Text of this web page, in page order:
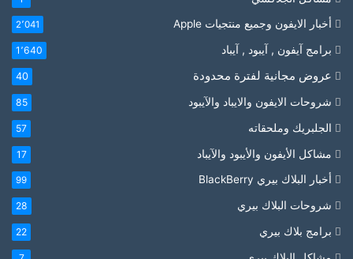
أخبار الايفون وجميع منتجيات Apple 2٬041
برامج آيفون , آيبود , آيباد 1٬640
عروض مجانية لفترة محدودة 40
شروحات الايفون والايباد والآيبود 85
الجلبريك وملحقاته 57
مشاكل الأيفون والأيبود والآيباد 17
أخبار البلاك بيري BlackBerry 99
شروحات البلاك بيري 28
برامج بلاك بيري 22